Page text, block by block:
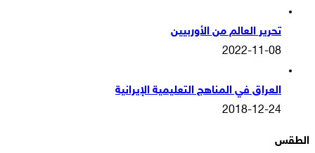
تحرير العالم من الأوربيين
2022-11-08
العراق في المناهج التعليمية الإيرانية
2018-12-24
الطقس